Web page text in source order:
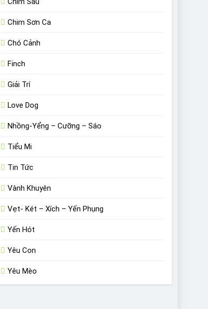
Chim Sơn Ca
Chó Cảnh
Finch
Giải Trí
Love Dog
Nhồng-Yểng – Cưỡng – Sáo
Tiểu Mi
Tin Tức
Vành Khuyên
Vẹt- Két – Xích – Yến Phụng
Yến Hót
Yêu Con
Yêu Mèo